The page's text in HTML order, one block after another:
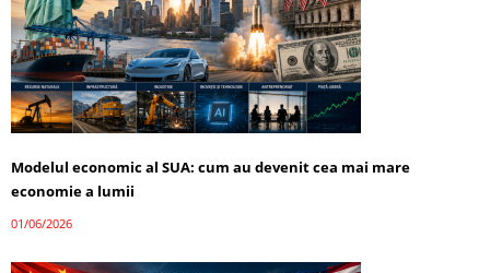
Modelul economic al SUA: cum au devenit cea mai mare
economie a lumii
01/06/2026